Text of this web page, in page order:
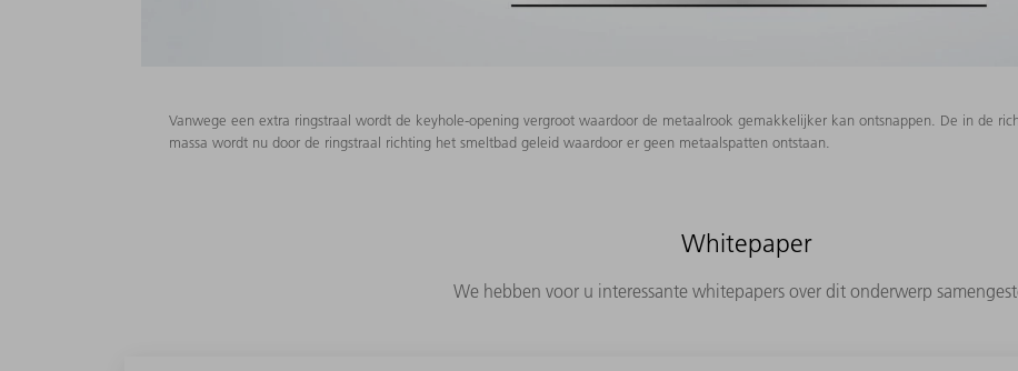
Vanwege een extra ringstraal wordt de keyhole-opening vergroot waardoor de metaalrook gemakkelijker kan ontsnappen. De in de
massa wordt nu door de ringstraal richting het smeltbad geleid waardoor er geen metaalspatten ontstaan.
Whitepaper
We hebben voor u interessante whitepapers over dit onderwerp